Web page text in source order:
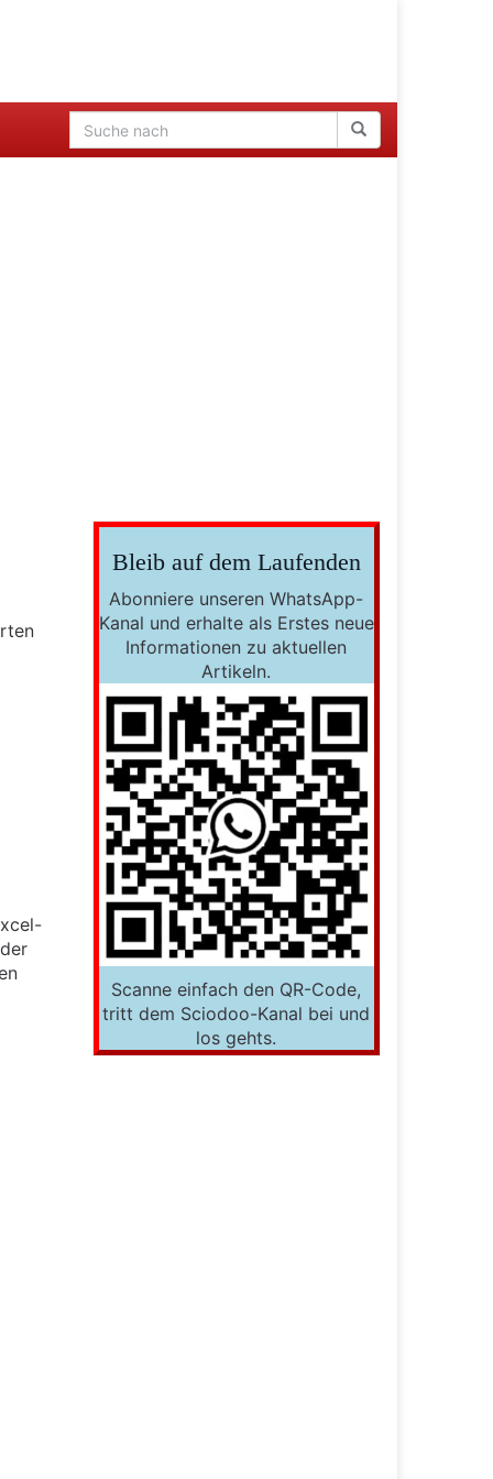
Bleib auf dem Laufenden
Abonniere unseren WhatsApp-
Kanal und erhalte als Erstes neue
Informationen zu aktuellen
Artikeln.
Scanne einfach den QR-Code,
tritt dem Sciodoo-Kanal bei und
los gehts.